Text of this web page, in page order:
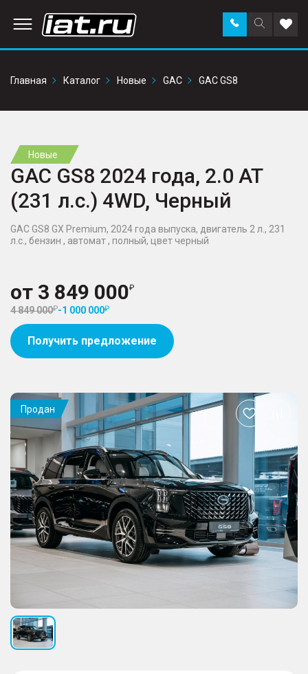
Поиск
по
Заказать
звонок в
Главная
Каталог Новые GAC GAC GS8
Новые
GAC GS8 2024 года, 2.0 AT
(231 л.с.) 4WD, Черный
GAC GS8 GX Premium, 2024 года выпуска, двигатель 2 л., 231
л.с., бензин , автомат , полный, цвет черный
от 3 849 000
4 849 000 -1 000 000
Получить предложение
Продан
Добавить
в